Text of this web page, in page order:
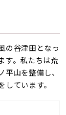
の谷津田となっ
す。私たちは荒
山を整備し、
ています。